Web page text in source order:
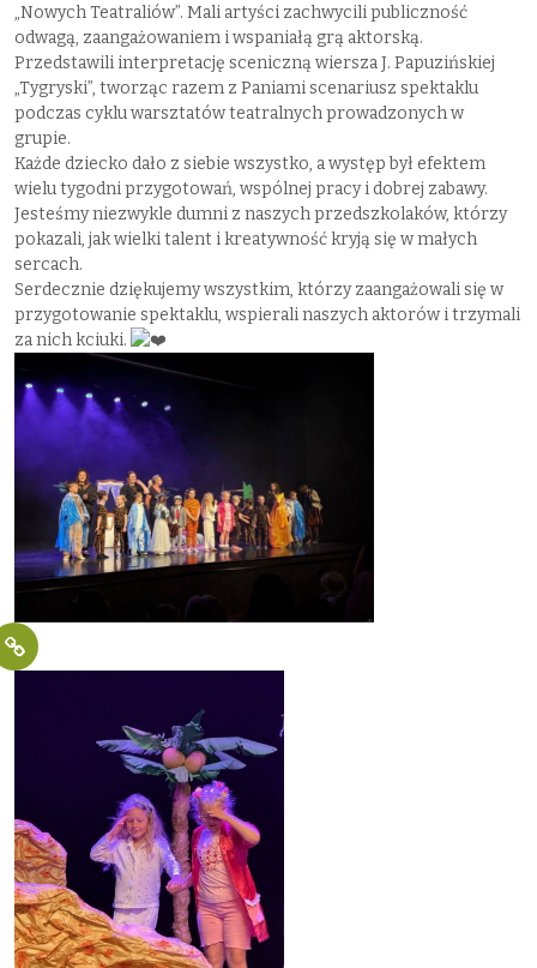
„Nowych Teatraliów”. Mali artyści zachwycili publiczność
odwagą, zaangażowaniem i wspaniałą grą aktorską.
Przedstawili interpretację sceniczną wiersza J. Papuzińskiej
„Tygryski”, tworząc razem z Paniami scenariusz spektaklu
podczas cyklu warsztatów teatralnych prowadzonych w
grupie.
Każde dziecko dało z siebie wszystko, a występ był efektem
wielu tygodni przygotowań, wspólnej pracy i dobrej zabawy.
Jesteśmy niezwykle dumni z naszych przedszkolaków, którzy
pokazali, jak wielki talent i kreatywność kryją się w małych
sercach.
Serdecznie dziękujemy wszystkim, którzy zaangażowali się w
przygotowanie spektaklu, wspierali naszych aktorów i trzymali
za nich kciuki.